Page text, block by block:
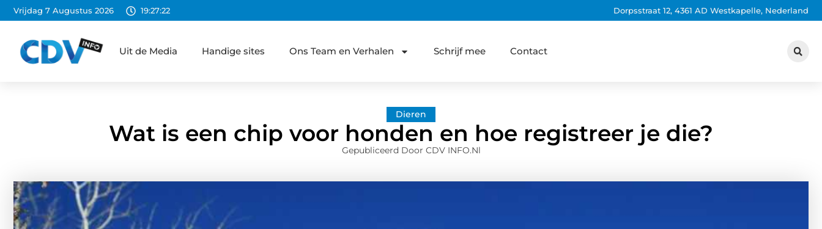
Vrijdag 7 Augustus 2026 19:27:23 Dorpsstraat 12, 4361 AD Westkapelle, Nederland
Uit de Media Handige sites Ons Team en Verhalen Schrijf mee Contact
Dieren
Wat is een chip voor honden en hoe registreer je die?
Gepubliceerd Door CDV INFO.nl